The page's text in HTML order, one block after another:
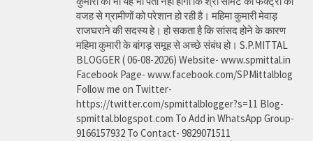
वजह से ग्रामीणों को परेशान हो रही है। महिमा कुमारी मेवाड़
राजघराने की सदस्य हे। हो सकता है कि सांसद होने के कारण
महिमा कुमारी के बांगड़ समूह से अच्छे संबंध हो। S.P.MITTAL
BLOGGER ( 06-08-2026) Website- www.spmittal.in
Facebook Page- www.facebook.com/SPMittalblog
Follow me on Twitter-
https://twitter.com/spmittalblogger?s=11 Blog-
spmittal.blogspot.com To Add in WhatsApp Group-
9166157932 To Contact- 9829071511